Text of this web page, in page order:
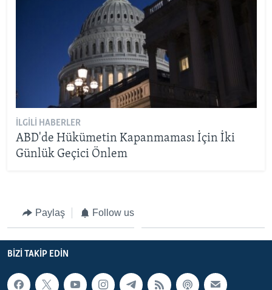
İLGILI HABERLER
ABD'de Hükümetin Kapanmaması İçin İki
Günlük Geçici Önlem
Paylaş Follow us
BIZI TAKIP EDIN